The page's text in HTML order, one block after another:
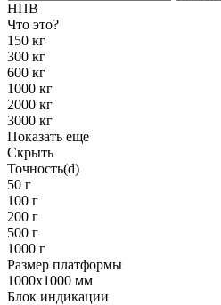
НПВ
Что это?
150 кг
300 кг
600 кг
1000 кг
2000 кг
3000 кг
Показать еще
Скрыть
Точность(d)
50 г
100 г
200 г
500 г
1000 г
Размер платформы
1000х1000 мм
Блок индикации